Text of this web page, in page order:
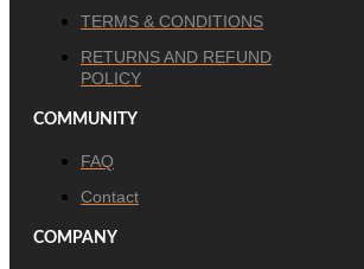
TERMS & CONDITIONS
RETURNS AND REFUND
POLICY
COMMUNITY
FAQ
Contact
COMPANY